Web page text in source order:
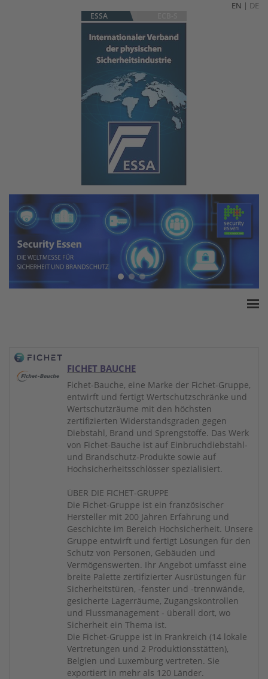
EN | DE
ESSA
White Paper
Produkte
Versicherungssummen
FICHET BAUCHE
Fichet-Bauche, eine Marke der Fichet-Gruppe,
entwirft und fertigt Wertschutzschränke und
Wertschutzräume mit den höchsten
zertifizierten Widerstandsgraden gegen
Diebstahl, Brand und Sprengstoffe. Das Werk
von Fichet-Bauche ist auf Einbruchdiebstahl-
und Brandschutz-Produkte sowie auf
Hochsicherheitsschlösser spezialisiert.
ÜBER DIE FICHET-GRUPPE
Die Fichet-Gruppe ist ein französischer
Hersteller mit 200 Jahren Erfahrung und
Geschichte im Bereich Hochsicherheit. Unsere
Gruppe entwirft und fertigt Lösungen für den
Schutz von Personen, Gebäuden und
Vermögenswerten. Ihr Angebot umfasst eine
breite Palette zertifizierter Ausrüstungen für
Sicherheitstüren, -fenster und -trennwände,
gesicherte Lagerräume, Zugangskontrollen
und Flussmanagement - überall dort, wo
Sicherheit ein Thema ist.
Die Fichet-Gruppe ist in Frankreich (14 lokale
Vertretungen und 2 Produktionsstätten),
Belgien und Luxemburg vertreten. Sie
exportiert in mehr als 120 Länder.